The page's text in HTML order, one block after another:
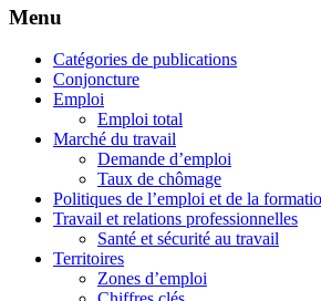
Menu
Catégories de publications
Conjoncture
Emploi
Emploi total
Marché du travail
Demande d’emploi
Taux de chômage
Politiques de l’emploi et de la
Travail et relations professionnelles
Santé et sécurité au travail
Territoires
Zones d’emploi